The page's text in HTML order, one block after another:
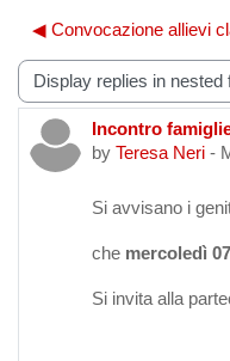
◀︎ Convocazione allievi
mode
Incontro
by Teresa Neri -
Number of
Si avvisano i
che mercoledì
Si invita alla